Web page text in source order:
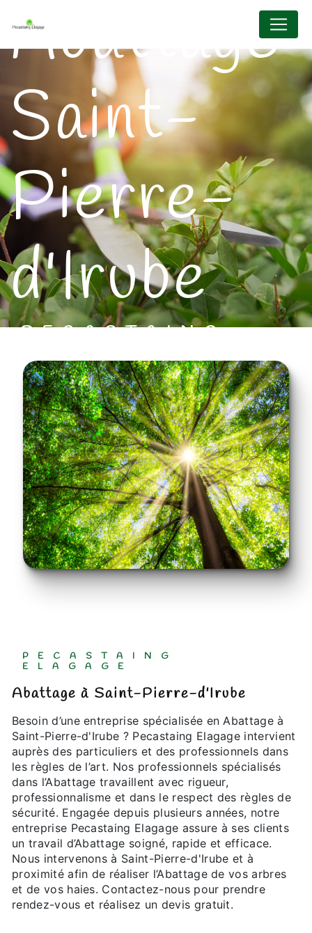
Abattage
Saint-
Pierre-
d'Irube
PECASTAING
PECASTAING
ELAGAGE
Abattage à Saint-Pierre-d'Irube
Besoin d’une entreprise spécialisée en Abattage à
Saint-Pierre-d'Irube ? Pecastaing Elagage intervient
auprès des particuliers et des professionnels dans
les règles de l’art. Nos professionnels spécialisés
dans l’Abattage travaillent avec rigueur,
professionnalisme et dans le respect des règles de
sécurité. Engagée depuis plusieurs années, notre
entreprise Pecastaing Elagage assure à ses clients
un travail d’Abattage soigné, rapide et efficace.
Nous intervenons à Saint-Pierre-d'Irube et à
proximité afin de réaliser l’Abattage de vos arbres
et de vos haies. Contactez-nous pour prendre
rendez-vous et réalisez un devis gratuit.